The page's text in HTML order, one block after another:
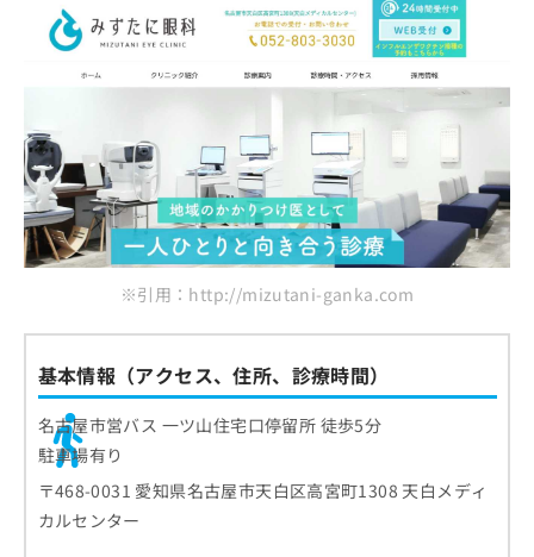
※引用：http://mizutani-ganka.com
基本情報（アクセス、住所、診療時間）
名古屋市営バス 一ツ山住宅口停留所 徒歩5分
駐車場有り
〒468-0031 愛知県名古屋市天白区高宮町1308 天白メディ
カルセンター